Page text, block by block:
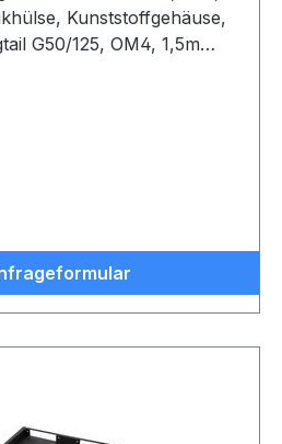
Kunststoffgehäuse,
G50/125, OM4, 1,5m